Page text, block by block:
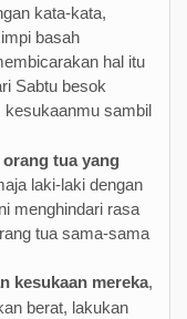
kata-kata,
basah
hal itu
Sabtu besok
sambil
tua yang
laki-laki dengan
menghindari rasa
tua sama-sama
kesukaan mereka,
berat, lakukan